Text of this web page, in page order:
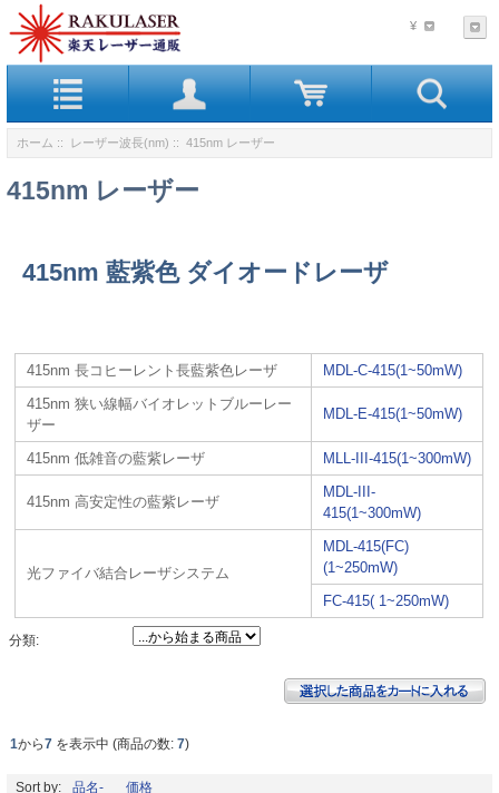
¥
ホーム :: レーザー波長(nm) :: 415nm レーザー
415nm レーザー
415nm 藍紫色 ダイオードレーザ
415nm 長コヒーレント長藍紫色レーザ
MDL-C-415(1~50mW)
415nm 狭い線幅バイオレットブルーレー
ザー
MDL-E-415(1~50mW)
415nm 低雑音の藍紫レーザ MLL-III-415(1~300mW)
415nm 高安定性の藍紫レーザ
MDL-III-
415(1~300mW)
光ファイバ結合レーザシステム
MDL-415(FC)
(1~250mW)
FC-415( 1~250mW)
分類:
1から7 を表示中 (商品の数: 7)
Sort by: 品名- 価格